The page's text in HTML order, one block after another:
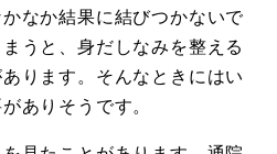
なか結果に結びつかないで
うと、身だしなみを整える
ります。そんなときにはい
ありそうです。